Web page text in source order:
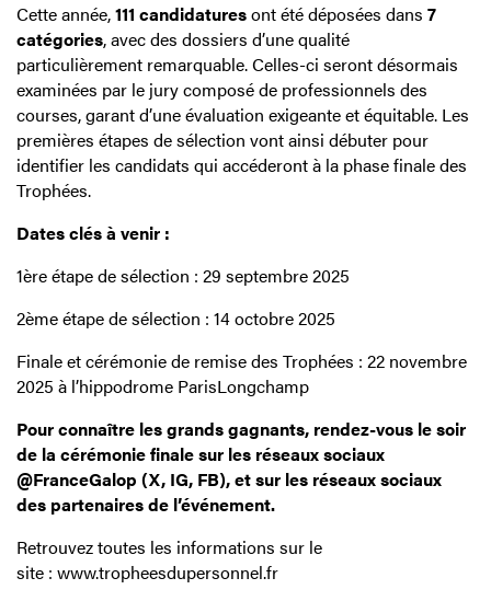
Cette année,111 candidaturesont été déposées dans 7
catégories, avec des dossiers d’une qualité
particulièrement remarquable. Celles-ci seront désormais
examinées par le jury composé de professionnels des
courses, garant d’une évaluation exigeante et équitable. Les
premières étapes de sélection vont ainsi débuter pour
identifier les candidats qui accéderont à la phase finale des
Trophées.
Dates clés à venir :
1ère étape de sélection : 29 septembre 2025
2ème étape de sélection : 14 octobre 2025
Finale et cérémonie de remise des Trophées : 22 novembre
2025 à l’hippodrome ParisLongchamp
Pour connaître les grands gagnants, rendez-vous le soir
de la cérémonie finale sur les réseaux sociaux
@FranceGalop (X, IG, FB), et sur les réseaux sociaux
des partenaires de l’événement.
Retrouvez toutes les informations sur le
site : www.tropheesdupersonnel.fr